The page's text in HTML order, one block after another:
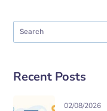
Recent Posts
02/08/2026